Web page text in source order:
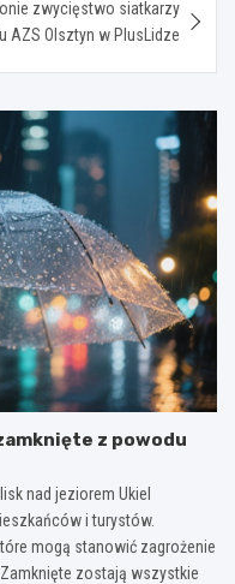
zwycięstwo siatkarzy
AZS Olsztyn w PlusLidze
z powodu
nad jeziorem Ukiel
i turystów.
mogą stanowić zagrożenie
zostają wszystkie